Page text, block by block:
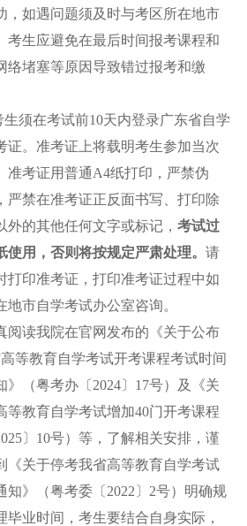
，如遇问题须及时与考区所在地市
考生应避免在最后时间报考课程和
络堵塞等原因导致错过报考和缴
生须在考试前10天内登录广东省自学
证。准考证上将载明考生参加当次
准考证用普通A4纸打印，严禁伪
严禁在准考证正反面书写、打印除
的其他任何文字或标记， 考试过
用，否则将按规定严肃处理。 请
打印准考证，打印准考证过程中如
市自学考试办公室咨询。
阅读我院在官网发布的《关于公布
等教育自学考试开考课程考试时间
》（粤考办〔2024〕17号）及《关
等教育自学考试增加40门开考课程
〕10号）等，了解相关安排，谨
《关于停考我省高等教育自学考试
知》（粤考委〔2022〕2号）明确规
毕业时间，考生要结合自身实际，